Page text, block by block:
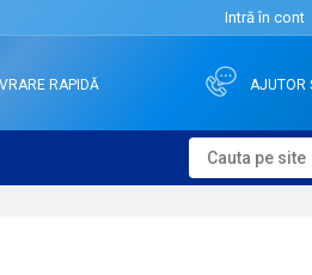
Intră în cont
RAPIDĂ AJUTOR
Cauta pe site